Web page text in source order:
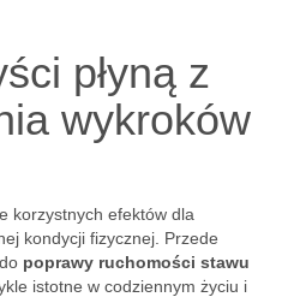
płyną z
wykroków
korzystnych efektów dla
kondycji fizycznej. Przede
poprawy ruchomości stawu
istotne w codziennym życiu i